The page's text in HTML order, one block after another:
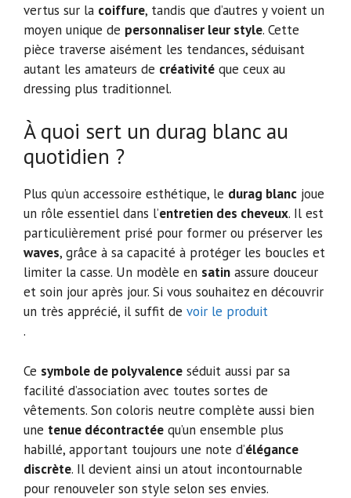
vertus sur la coiffure, tandis que d’autres y voient un
moyen unique de personnaliser leur style. Cette
pièce traverse aisément les tendances, séduisant
autant les amateurs de créativité que ceux au
dressing plus traditionnel.
À quoi sert un durag blanc au
quotidien ?
Plus qu’un accessoire esthétique, le durag blanc joue
un rôle essentiel dans l’entretien des cheveux. Il est
particulièrement prisé pour former ou préserver les
waves, grâce à sa capacité à protéger les boucles et
limiter la casse. Un modèle en satin assure douceur
et soin jour après jour. Si vous souhaitez en découvrir
un très apprécié, il suffit de voir le produit
.
Ce symbole de polyvalence séduit aussi par sa
facilité d’association avec toutes sortes de
vêtements. Son coloris neutre complète aussi bien
une tenue décontractée qu’un ensemble plus
habillé, apportant toujours une note d’élégance
discrète. Il devient ainsi un atout incontournable
pour renouveler son style selon ses envies.